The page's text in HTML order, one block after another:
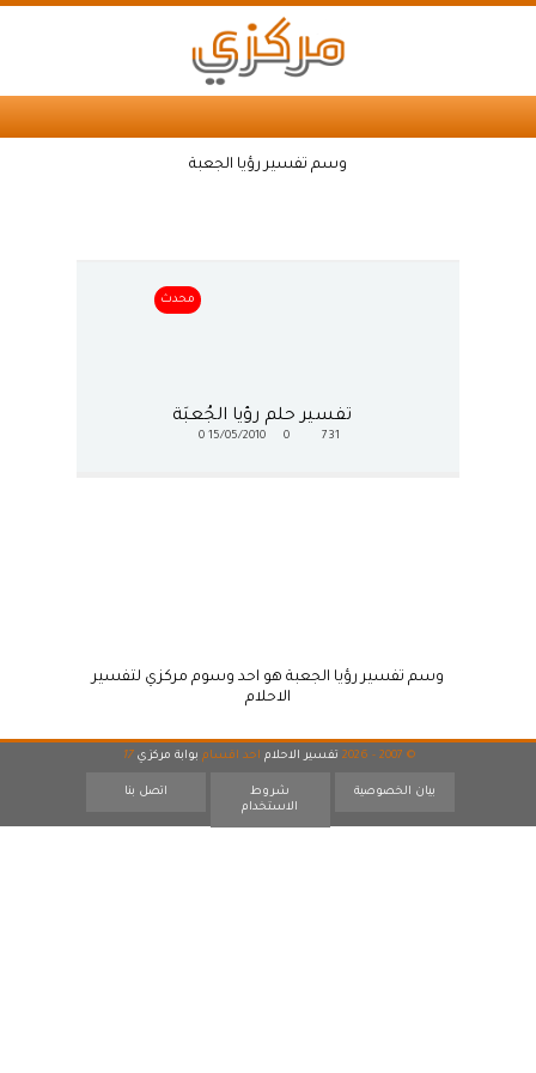
وسم تفسير رؤيا الجعبة
محدث
تفسير حلم رؤيا الجُعبَة
731
15/05/2010
0
وسم تفسير رؤيا الجعبة هو احد وسوم مركزي لتفسير
الاحلام
© 2007 - 2026 تفسير الاحلام احد اقسام بوابة مركزي 17
بيان الخصوصية
شروط
الاستخدام
اتصل بنا